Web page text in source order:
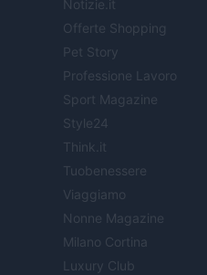
Notizie.it
Offerte Shopping
Pet Story
Professione Lavoro
Sport Magazine
Style24
Think.it
Tuobenessere
Viaggiamo
Nonne Magazine
Milano Cortina
Luxury Club